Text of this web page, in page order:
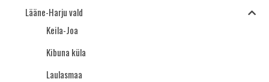
Lääne-Harju vald
Keila-Joa
Kibuna küla
Laulasmaa